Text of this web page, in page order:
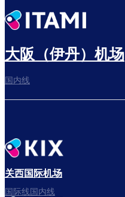
大阪（伊丹）机场
国内线
关西国际机场
国际线国内线